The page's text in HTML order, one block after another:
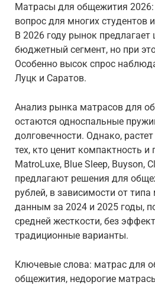
Матрасы для общежития 2026:
вопрос для многих
В 2026 году рынок
бюджетный сегмент, но при
Особенно высок спрос
Луцк и Саратов.
Анализ рынка матрасов для
остаются односпальные
долговечности. Однако,
тех, кто ценит компактность и
MatroLuxe, Blue Sleep, Buyson,
предлагают решения для
рублей, в зависимости от
данным за 2024 и 2025 годы,
средней жесткости, без
традиционные варианты.
Ключевые слова: матрас для
общежития, недорогие